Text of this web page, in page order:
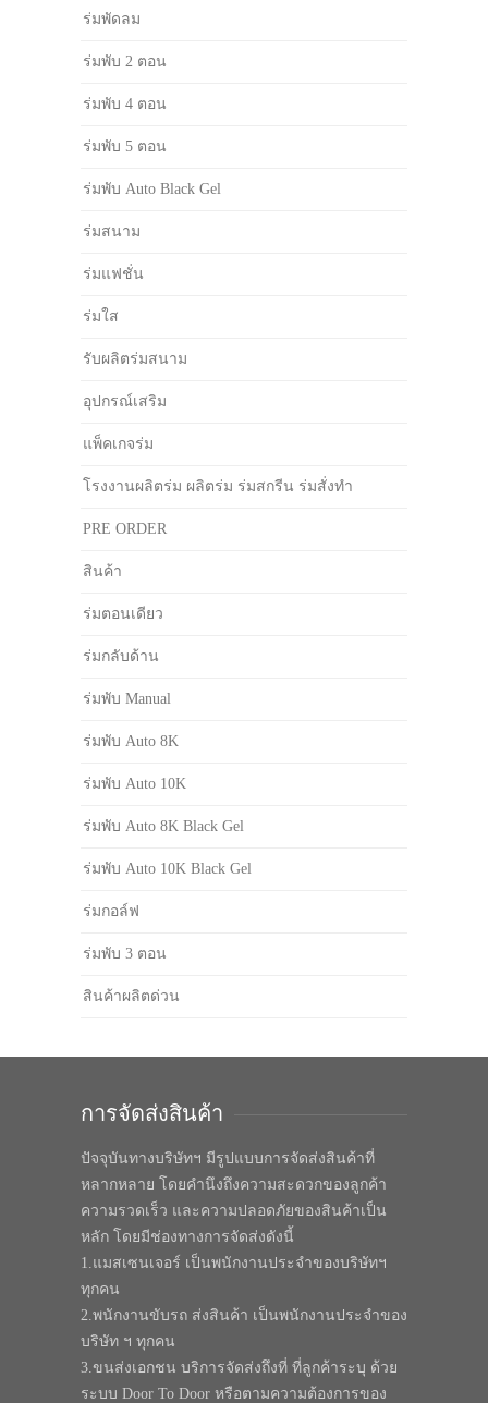
ร่มพัดลม
ร่มพับ 2 ตอน
ร่มพับ 4 ตอน
ร่มพับ 5 ตอน
ร่มพับ Auto Black Gel
ร่มสนาม
ร่มแฟชั่น
ร่มใส
รับผลิตร่มสนาม
อุปกรณ์เสริม
แพ็คเกจร่ม
โรงงานผลิตร่ม ผลิตร่ม ร่มสกรีน ร่มสั่งทำ
PRE ORDER
สินค้า
ร่มตอนเดียว
ร่มกลับด้าน
ร่มพับ Manual
ร่มพับ Auto 8K
ร่มพับ Auto 10K
ร่มพับ Auto 8K Black Gel
ร่มพับ Auto 10K Black Gel
ร่มกอล์ฟ
ร่มพับ 3 ตอน
สินค้าผลิตด่วน
การจัดส่งสินค้า
ปัจจุบันทางบริษัทฯ มีรูปแบบการจัดส่งสินค้าที่
หลากหลาย โดยคำนึงถึงความสะดวกของลูกค้า
ความรวดเร็ว และความปลอดภัยของสินค้าเป็น
หลัก โดยมีช่องทางการจัดส่งดังนี้
1.แมสเซนเจอร์ เป็นพนักงานประจำของบริษัทฯ
ทุกคน
2.พนักงานขับรถ ส่งสินค้า เป็นพนักงานประจำของ
บริษัท ฯ ทุกคน
3.ขนส่งเอกชน บริการจัดส่งถึงที่ ที่ลูกค้าระบุ ด้วย
ระบบ Door To Door หรือตามความต้องการของ